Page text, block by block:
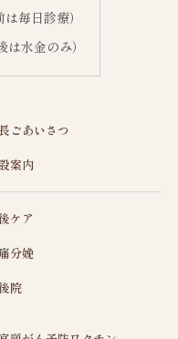
毎日診療）
水金のみ）
ごあいさつ
案内
ケア
分娩
院